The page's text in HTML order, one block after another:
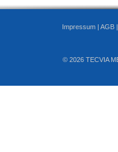
Impressum | AGB
© 2026 TECVIA